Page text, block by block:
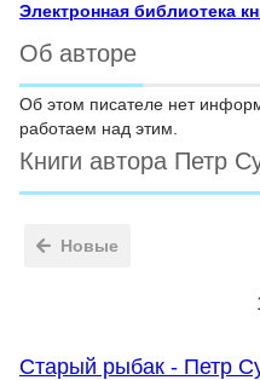
Электронная библиотека
Об авторе
Об этом писателе нет
работаем над этим.
Книги автора Петр
Новые
Старый рыбак - Петр